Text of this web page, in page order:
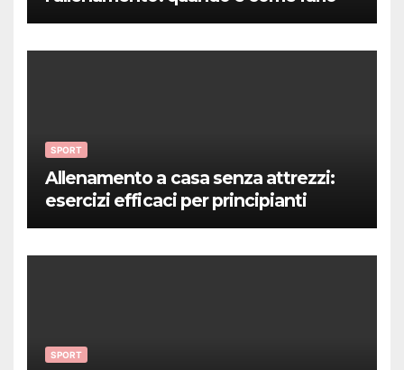
SPORT
Allenamento a casa senza attrezzi:
esercizi efficaci per principianti
SPORT